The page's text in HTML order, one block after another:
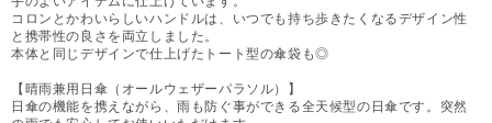
コロンとかわいらしいハンドルは、いつでも持ち歩きたくなるデザイン性
と携帯性の良さを両立しました。
本体と同じデザインで仕上げたトート型の傘袋も◎
【晴雨兼用日傘（オールウェザーパラソル）】
日傘の機能を携えながら、雨も防ぐ事ができる全天候型の日傘です。突然